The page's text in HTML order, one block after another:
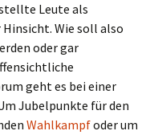
Leute als
Wie soll also
oder gar
geht es bei einer
Jubelpunkte für den
Wahlkampfoder um